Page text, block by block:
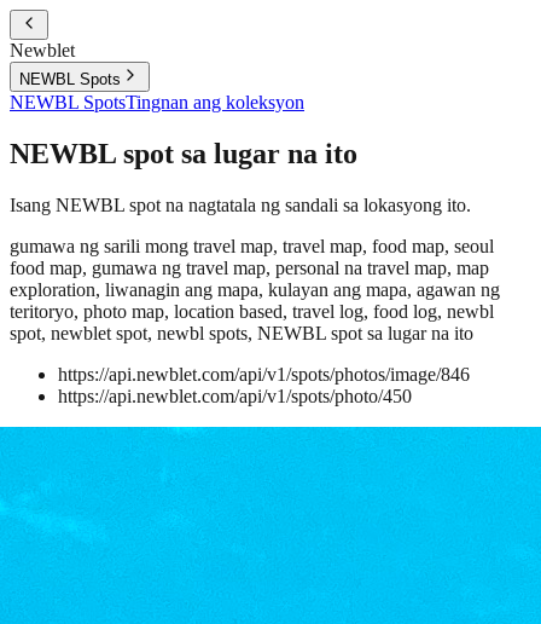
Newblet
NEWBL Spots
NEWBL SpotsTingnan ang koleksyon
NEWBL spot sa lugar na ito
Isang NEWBL spot na nagtatala ng sandali sa lokasyong ito.
gumawa ng sarili mong travel map, travel map, food map, seoul
food map, gumawa ng travel map, personal na travel map, map
exploration, liwanagin ang mapa, kulayan ang mapa, agawan ng
teritoryo, photo map, location based, travel log, food log, newbl
spot, newblet spot, newbl spots, NEWBL spot sa lugar na ito
https://api.newblet.com/api/v1/spots/photos/image/846
https://api.newblet.com/api/v1/spots/photo/450